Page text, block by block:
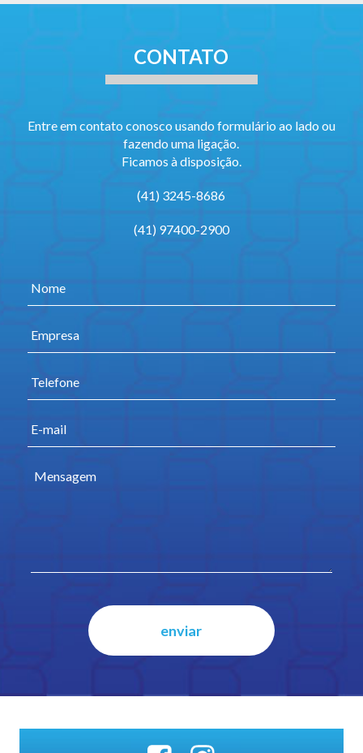
CONTATO
Entre em contato conosco usando formulário ao lado ou
fazendo uma ligação.
Ficamos à disposição.
(41) 3245-8686
(41) 97400-2900